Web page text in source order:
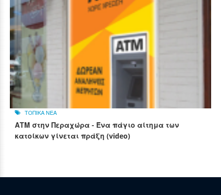
ΤΟΠΙΚΑ ΝΕΑ
ΑΤΜ στην Περαχώρα - Ένα πάγιο αίτημα των
κατοίκων γίνεται πράξη (video)